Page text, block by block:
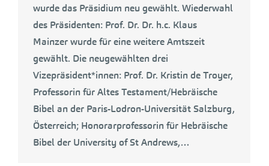
wurde das Präsidium neu gewählt. Wiederwahl
des Präsidenten: Prof. Dr. Dr. h.c. Klaus
Mainzer wurde für eine weitere Amtszeit
gewählt. Die neugewählten drei
Vizepräsident*innen: Prof. Dr. Kristin de Troyer,
Professorin für Altes Testament/Hebräische
Bibel an der Paris-Lodron-Universität Salzburg,
Österreich; Honorarprofessorin für Hebräische
Bibel der University of St Andrews,…